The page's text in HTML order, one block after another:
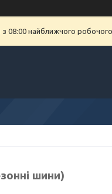
08:00 найближчого
шини)